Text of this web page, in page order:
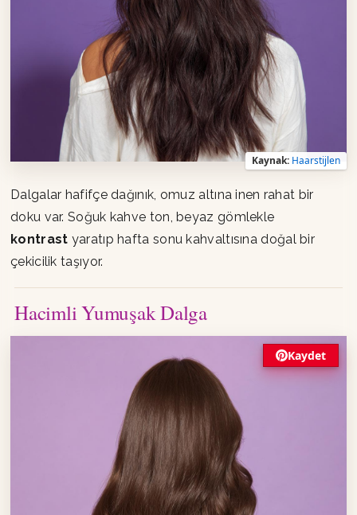
Kaynak: Haarstijlen
Dalgalar hafifçe dağınık, omuz altına inen rahat bir
doku var. Soğuk kahve ton, beyaz gömlekle
kontrast yaratıp hafta sonu kahvaltısına doğal bir
çekicilik taşıyor.
Hacimli Yumuşak Dalga
Kaydet